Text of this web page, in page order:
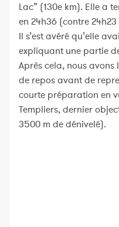
Lac” (130e km). Elle a
en 24h36 (contre 24h23
Il s’est avéré qu’elle
expliquant une partie
Après cela, nous avons
de repos avant de
courte préparation en
Templiers, dernier
3500 m de dénivelé).